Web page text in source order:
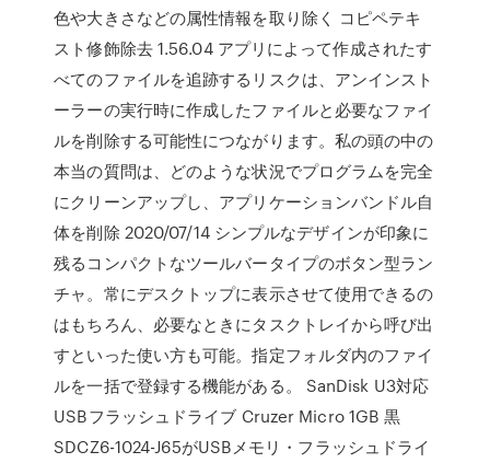
色や大きさなどの属性情報を取り除く コピペテキ
スト修飾除去 1.56.04 アプリによって作成されたす
べてのファイルを追跡するリスクは、アンインスト
ーラーの実行時に作成したファイルと必要なファイ
ルを削除する可能性につながります。私の頭の中の
本当の質問は、どのような状況でプログラムを完全
にクリーンアップし、アプリケーションバンドル自
体を削除 2020/07/14 シンプルなデザインが印象に
残るコンパクトなツールバータイプのボタン型ラン
チャ。常にデスクトップに表示させて使用できるの
はもちろん、必要なときにタスクトレイから呼び出
すといった使い方も可能。指定フォルダ内のファイ
ルを一括で登録する機能がある。 SanDisk U3対応
USBフラッシュドライブ Cruzer Micro 1GB 黒
SDCZ6-1024-J65がUSBメモリ・フラッシュドライ